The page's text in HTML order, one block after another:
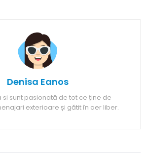
Denisa Eanos
si sunt pasionată de tot ce ține de
exterioare și gătit în aer liber.